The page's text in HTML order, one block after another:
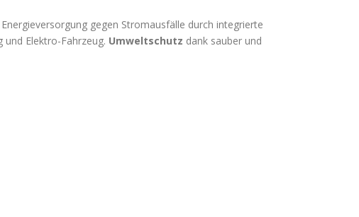
gegen Stromausfälle durch integrierte
Elektro-Fahrzeug. Umweltschutz dank sauber und